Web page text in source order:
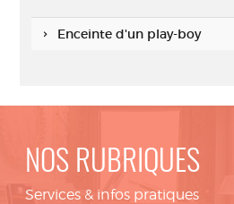
Enceinte d'un play-boy
NOS RUBRIQUES
Services & infos pratiques